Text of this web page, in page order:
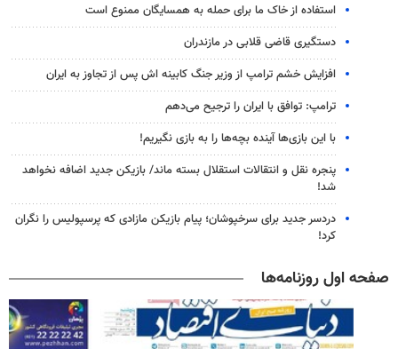
استفاده از خاک ما برای حمله به همسایگان ممنوع است
دستگیری قاضی قلابی در مازندران
افزایش خشم ترامپ از وزیر جنگ کابینه اش پس از تجاوز به ایران
ترامپ: توافق با ایران را ترجیح می‌دهم
با این بازی‌ها آینده بچه‌ها را به بازی نگیریم!
پنجره‌ نقل و انتقالات استقلال بسته ماند/ بازیکن جدید اضافه نخواهد
شد!
دردسر جدید برای سرخپوشان؛ پیام بازیکن مازادی که پرسپولیس را نگران
کرد!
صفحه اول روزنامه‌ها